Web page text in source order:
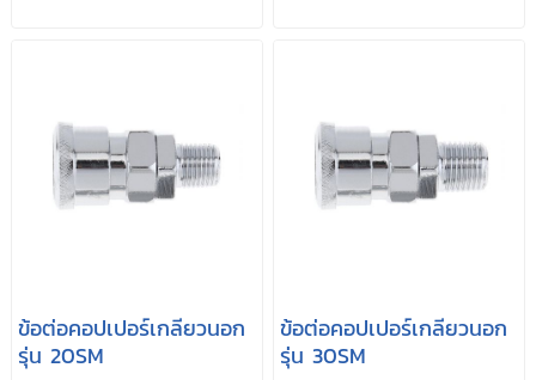
ข้อต่อคอปเปอร์เกลียวนอก
รุ่น 20SM
ข้อต่อคอปเปอร์เกลียวนอก
รุ่น 30SM